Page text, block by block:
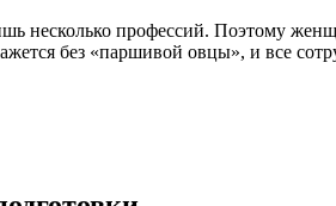
несколько профессий. Поэтому
без «паршивой овцы», и все